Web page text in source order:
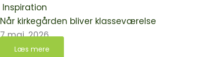
Inspiration
Når kirkegården bliver klasseværelse
7 maj, 2026
Læs mere